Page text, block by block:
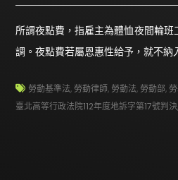
所謂夜點費，指雇主為體恤夜間輪
調。夜點費若屬恩惠性給予，就不
勞動基準法, 勞動律師, 勞動法, 勞動部,
臺北高等行政法院112年度地訴字第17號判決,